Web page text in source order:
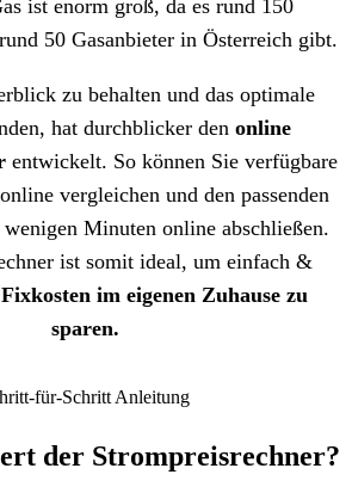
ist enorm groß, da es rund 150
50 Gasanbieter in Österreich gibt.
zu behalten und das optimale
hat durchblicker den online
entwickelt. So können Sie verfügbare
vergleichen und den passenden
Minuten online abschließen.
ist somit ideal, um einfach &
im eigenen Zuhause zu
sparen.
für-Schritt Anleitung
der Strompreis­­rechner?